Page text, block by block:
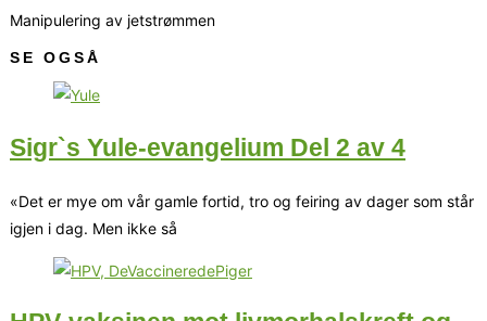
Manipulering av jetstrømmen
SE OGSÅ
Sigr`s Yule-evangelium Del 2 av 4
«Det er mye om vår gamle fortid, tro og feiring av dager som står
igjen i dag. Men ikke så